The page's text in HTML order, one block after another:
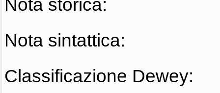
Nota storica:
Nota sintattica:
Classificazione Dewey: